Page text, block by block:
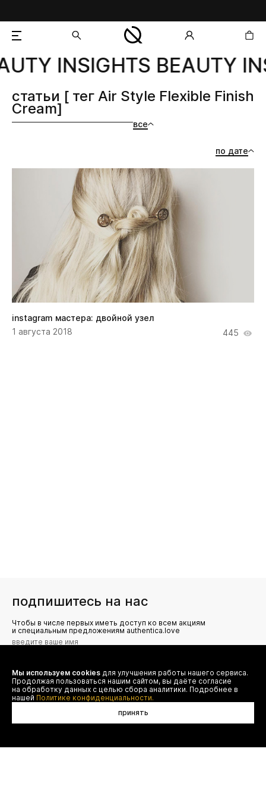
добавлен в корзину
INSIGHTS BEAUTY
все
статьи [ тег Air Style Flexible Finish
Cream]
по дате
instagram мастера: двойной узел
1 августа 2018
445
подпишитесь на нас
Чтобы в числе первых иметь доступ ко всем акциям
и специальным предложениям authentica.love
Я даю согласие на сбор, обработку и хранение моих
персональных данных (имя, email, телефон) для получения
рекламных и информационных рассылок от ООО 'БТ
Юнайтед', а также ознакомлен(а) с
Политикой конфиденциальности
Мы используем cookies для улучшения работы нашего сервиса.
Продолжая пользоваться нашим сайтом, вы даёте согласие
на обработку данных с целью сбора аналитики. Подробнее в
нашей Политике конфиденциальности.
принять